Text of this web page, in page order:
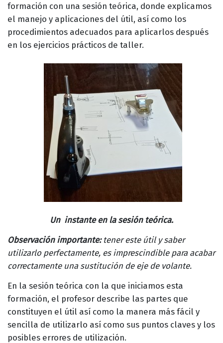
formación con una sesión teórica, donde explicamos
el manejo y aplicaciones del útil, así como los
procedimientos adecuados para aplicarlos después
en los ejercicios prácticos de taller.
Un instante en la sesión teórica.
Observación importante: tener este útil y saber
utilizarlo perfectamente, es imprescindible para acabar
correctamente una sustitución de eje de volante.
En la sesión teórica con la que iniciamos esta
formación, el profesor describe las partes que
constituyen el útil así como la manera más fácil y
sencilla de utilizarlo así como sus puntos claves y los
posibles errores de utilización.